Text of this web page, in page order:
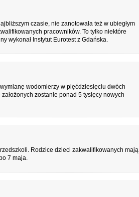
czasie, nie zanotowała też w ubiegłym
pracowników. To tylko niektóre
wykonał Instytut Eurotest z Gdańska.
wodomierzy w pięćdziesięciu dwóch
zostanie ponad 5 tysięcy nowych
Rodzice dzieci zakwalifikowanych mają
7 maja.